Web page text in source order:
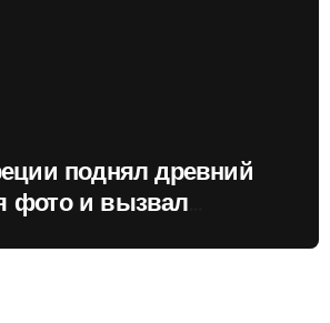
поднял древний
фото и вызвал